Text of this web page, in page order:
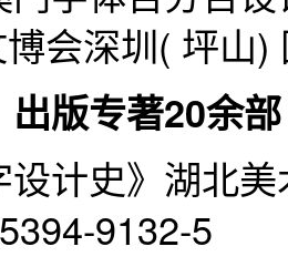
会深圳( 坪山)
出版专著20余部
设计史》湖北
9132-5